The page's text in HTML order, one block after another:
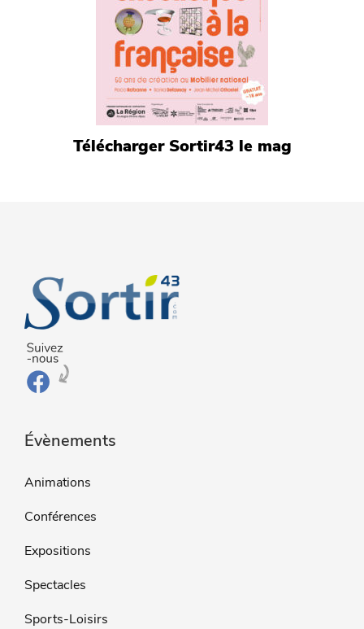
Télécharger Sortir43 le mag
Évènements
Animations
Conférences
Expositions
Spectacles
Sports-Loisirs